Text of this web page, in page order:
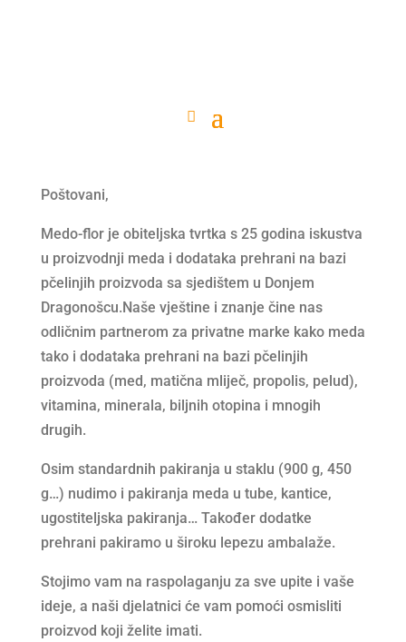
Poštovani,
Medo-flor je obiteljska tvrtka s 25 godina iskustva
u proizvodnji meda i dodataka prehrani na bazi
pčelinjih proizvoda sa sjedištem u Donjem
Dragonošcu.Naše vještine i znanje čine nas
odličnim partnerom za privatne marke kako meda
tako i dodataka prehrani na bazi pčelinjih
proizvoda (med, matična mliječ, propolis, pelud),
vitamina, minerala, biljnih otopina i mnogih
drugih.
Osim standardnih pakiranja u staklu (900 g, 450
g…) nudimo i pakiranja meda u tube, kantice,
ugostiteljska pakiranja… Također dodatke
prehrani pakiramo u široku lepezu ambalaže.
Stojimo vam na raspolaganju za sve upite i vaše
ideje, a naši djelatnici će vam pomoći osmisliti
proizvod koji želite imati.